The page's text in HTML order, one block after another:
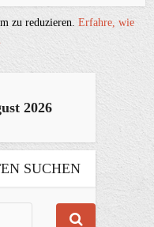
zu reduzieren.Erfahre, wie
2026
SUCHEN